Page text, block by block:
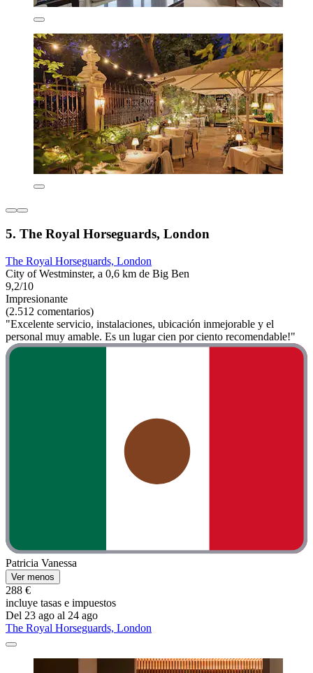
5. The Royal Horseguards, London
The Royal Horseguards, London
City of Westminster, a 0,6 km de Big Ben
9,2/10
Impresionante
(2.512 comentarios)
"Excelente servicio, instalaciones, ubicación inmejorable y el
personal muy amable. Es un lugar cien por ciento recomendable!"
Patricia Vanessa
Ver menos
288 €
incluye tasas e impuestos
Del 23 ago al 24 ago
The Royal Horseguards, London